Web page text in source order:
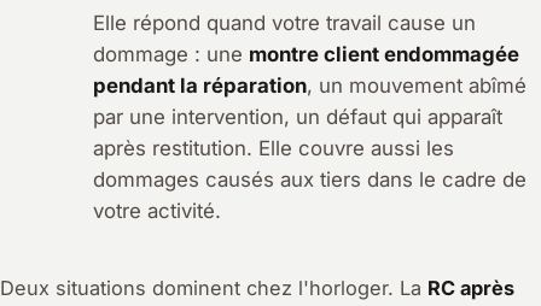
Elle répond quand votre travail cause un
dommage : une montre client endommagée
pendant la réparation, un mouvement abîmé
par une intervention, un défaut qui apparaît
après restitution. Elle couvre aussi les
dommages causés aux tiers dans le cadre de
votre activité.
Deux situations dominent chez l'horloger. La RC après